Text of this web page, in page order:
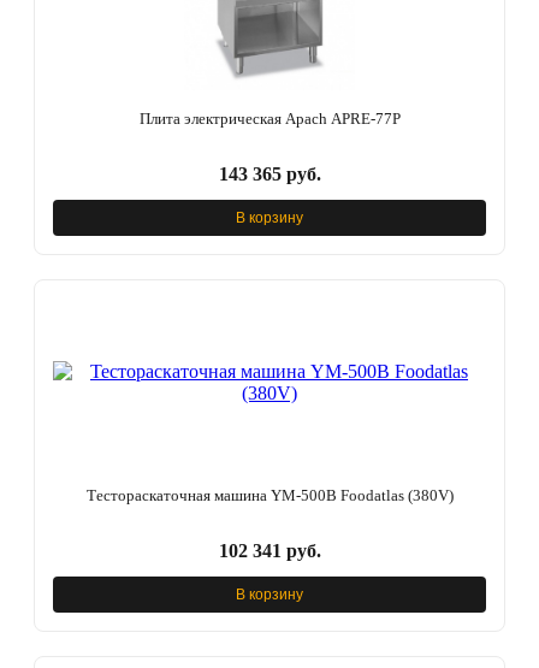
Плита электрическая Apach APRE-77P
143 365 руб.
В корзину
Тестораскаточная машина YM-500B Foodatlas (380V)
102 341 руб.
В корзину